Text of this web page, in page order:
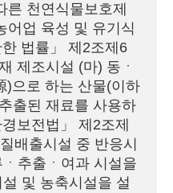
천연식물보호제
어업 육성 및 유기식
법률」 제2조제6
제조시설 (마) 동ㆍ
)으로 하는 산물(이하
출된 재료를 사용하
보전법」 제2조제
배출시설 중 반응시
추출ㆍ여과 시설을
및 농축시설을 설